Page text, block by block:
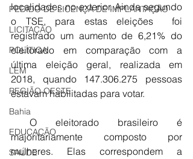
PEDIDO DE LICENÇA DE IMPLANTAÇÃO
LICITAÇÃO
POLÍTICA
LEM
REGIÃO OESTE
Bahia
EDUCAÇÃO
SAÚDE
localidades no exterior. Ainda segundo
o TSE, para estas eleições  foi
registrado um aumento de 6,21% do
eleitorado em comparação com a
última eleição geral, realizada em
2018, quando 147.306.275 pessoas
estavam habilitadas para votar.
majoritariamente composto por
mulheres. Elas correspondem a